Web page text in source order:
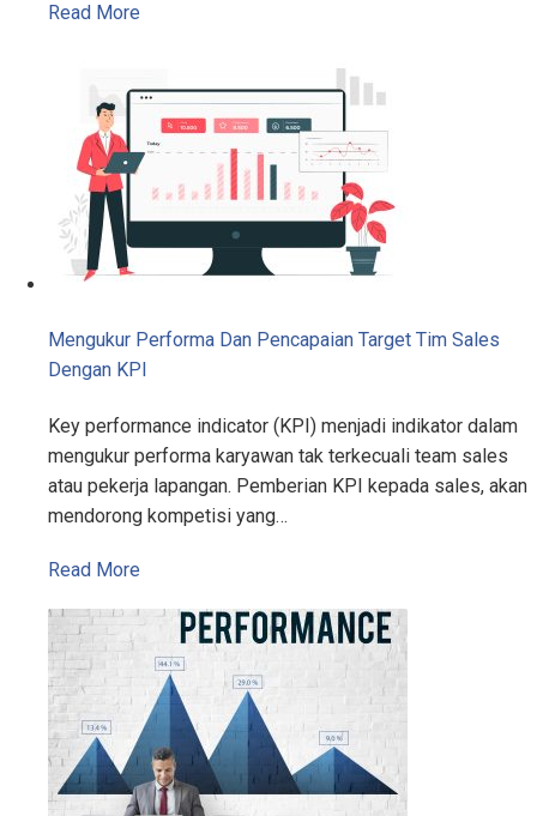
Read More
Mengukur Performa Dan Pencapaian Target Tim Sales
Dengan KPI
Key performance indicator (KPI) menjadi indikator dalam
mengukur performa karyawan tak terkecuali team sales
atau pekerja lapangan. Pemberian KPI kepada sales, akan
mendorong kompetisi yang…
Read More